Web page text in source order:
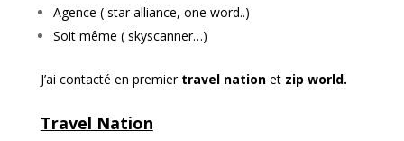
Agence ( star alliance, one word..)
Soit même ( skyscanner…)
J’ai contacté en premier travel nationet zip world.
Travel Nation